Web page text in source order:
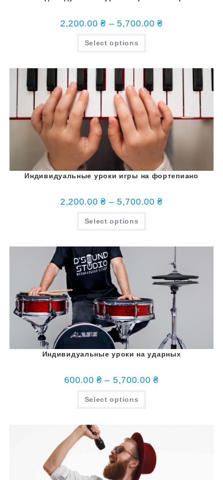
2,200.00₴ –5,700.00₴
Select options
Индивидуальные уроки игры на фортепиано
2,200.00₴ –5,700.00₴
Select options
Индивидуальные уроки на ударных
600.00₴ – 5,700.00₴
Select options